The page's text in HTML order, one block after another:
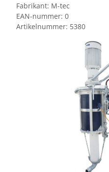
Fabrikant: M-tec
EAN-nummer: 0
Artikelnummer: 5380